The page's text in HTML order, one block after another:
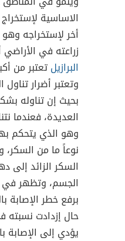
الاساسية
أخر لإستخراجه
زراعته في الأراضي
البرازيلتعتبر من
وتعتبر أضرار
بحيث إن تناوله
العديدة، فعندما
وهو الذي يتحكم
نوعاً ما من السكر،
السكر الزائد إلى
الجسم، وتظهر في
برفع خطر
حال إزدادت نسبته
يؤدي إلى